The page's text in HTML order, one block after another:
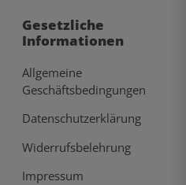
Gesetzliche
Informationen
Allgemeine
Geschäftsbedingungen
Datenschutzerklärung
Widerrufsbelehrung
Impressum